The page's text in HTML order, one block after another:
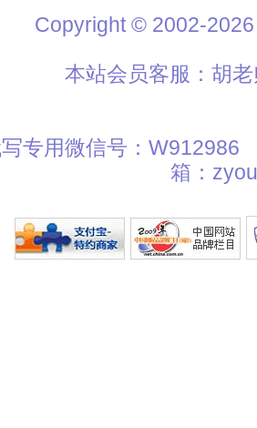
Copyright © 2002-
本站会员客服：胡
写专用微信号：
箱：